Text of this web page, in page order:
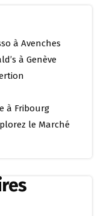
à Avenches
à Genève
à Fribourg
le Marché